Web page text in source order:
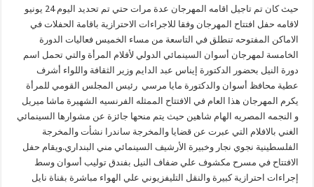
حيث كان تم تاجيل اقامه المهرجان عدة مرات حتي تم تحديد اليوم 24 يونيو
لاقامه حفل افتتاح المهرجان وفقا للاجراءات الاحترازية باقامة الحفلات في
الاماكن المفتوحه تنطلق في التاسعة من مساء الخميس فعاليات الدورة
الخامسة لمهرجان أسوان السينمائي الدولي لأفلام المرأة والتي تحمل اسم
دورة النيل بحضور الدكتورة إيناس عبد الدايم وزير الثقافة واللواء أشرف
عطية محافظ أسوان والدكتورة مايا مرسي رئيس المجلس القومي للمرأة
يكرم المهرجان هذا العام في الافتتاح الممثله الفرنسيه الشهيرة ماشا ميريل
و النجمه المصريه الهام شاهين حيث يتم منحها جائزة عن مشوارها السينمائي
الغني بالافلام التي عبرت عن قضايا والمخرجة ساندرا نشأت والمخرجة
الفلسطينية نجوي نجار وخبيرة الأرشيف السينمائي مني البنداري.ويقام حفل
الافتتاح في مسرح مكشوف علي ضفاف النيل بفندق توليب أسوان وسط
إجراءات احترازية كبيرة والنقل التليفزيوني علي الهواء مباشرة بقناة نايل